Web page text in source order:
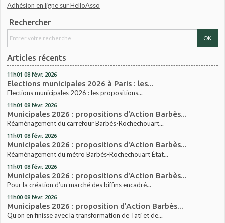
Adhésion en ligne sur HelloAsso
Rechercher
Articles récents
11h01 08 févr. 2026
Elections municipales 2026 à Paris : les...
Elections municipales 2026 : les propositions...
11h01 08 févr. 2026
Municipales 2026 : propositions d'Action Barbès...
Réaménagement du carrefour Barbès-Rochechouart...
11h01 08 févr. 2026
Municipales 2026 : propositions d'Action Barbès...
Réaménagement du métro Barbès-Rochechouart État...
11h01 08 févr. 2026
Municipales 2026 : propositions d'Action Barbès...
Pour la création d’un marché des biffins encadré...
11h00 08 févr. 2026
Municipales 2026 : proposition d'Action Barbès...
Qu’on en finisse avec la transformation de Tati et de...